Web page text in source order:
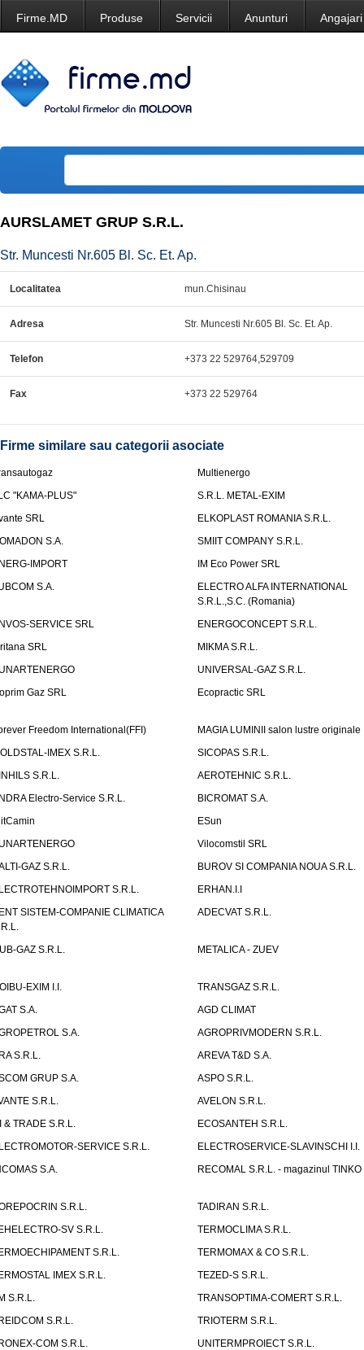
Firme.MD Produse Servicii Anunturi Angajari
AURSLAMET GRUP S.R.L.
Str. Muncesti Nr.605 Bl. Sc. Et. Ap.
Localitatea mun.Chisinau
Adresa Str. Muncesti Nr.605 Bl. Sc. Et. Ap.
Telefon +373 22 529764,529709
Fax +373 22 529764
Firme similare sau categorii asociate
Multienergo
"KAMA-PLUS"
S.R.L. METAL-EXIM
SRL
ELKOPLAST ROMANIA S.R.L.
S.A.
SMIIT COMPANY S.R.L.
IMPORT
IM Eco Power SRL
S.A.
ELECTRO ALFA INTERNATIONAL
S.R.L.,S.C. (Romania)
SERVICE SRL
ENERGOCONCEPT S.R.L.
SRL
MIKMA S.R.L.
UNIVERSAL-GAZ S.R.L.
Gaz SRL
Ecopractic SRL
Freedom International(FFI)
MAGIA LUMINII salon lustre originale
IMEX S.R.L.
SICOPAS S.R.L.
S.R.L.
AEROTEHNIC S.R.L.
Electro-Service S.R.L.
BICROMAT S.A.
ESun
Vilocomstil SRL
GAZ S.R.L.
BUROV SI COMPANIA NOUA S.R.L.
S.R.L.
ERHAN.I.I
SISTEM-COMPANIE CLIMATICA
ADECVAT S.R.L.
GAZ S.R.L. METALICA - ZUEV
EXIM I.I.
TRANSGAZ S.R.L.
S.A.
AGD CLIMAT
S.A.
AGROPRIVMODERN S.R.L.
S.R.L.
AREVA T&D S.A.
GRUP S.A.
ASPO S.R.L.
S.R.L.
AVELON S.R.L.
& TRADE S.R.L.
ECOSANTEH S.R.L.
SERVICE S.R.L.
ELECTROSERVICE-SLAVINSCHI I.I.
S.A.
RECOMAL S.R.L. - magazinul TINKO
S.R.L.
TADIRAN S.R.L.
SV S.R.L.
TERMOCLIMA S.R.L.
S.R.L.
TERMOMAX & CO S.R.L.
IMEX S.R.L.
TEZED-S S.R.L.
S.R.L.
TRANSOPTIMA-COMERT S.R.L.
S.R.L.
TRIOTERM S.R.L.
COM S.R.L.
UNITERMPROIECT S.R.L.